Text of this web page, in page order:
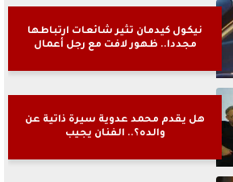
نيكول كيدمان تثير شائعات ارتباطها
مجددا.. ظهور لافت مع رجل أعمال
هل يقدم محمد عدوية سيرة ذاتية عن
والده؟.. الفنان يجيب